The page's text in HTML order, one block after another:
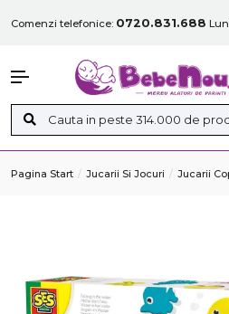
Comenzi telefonice: 0720.831.688
Pagina Start Jucarii Si Jocuri Jucarii